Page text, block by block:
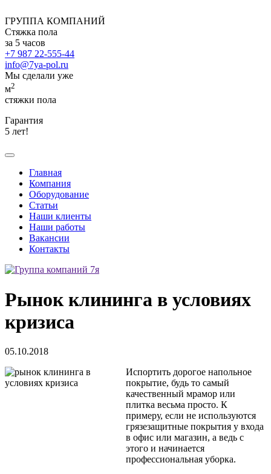
ГРУППА КОМПАНИЙ
Стяжка пола
за 5 часов
+7 987 22-555-44
info@7ya-pol.ru
Мы сделали уже
м2
стяжки пола
Гарантия
5 лет!
Главная
Компания
Оборудование
Статьи
Наши клиенты
Наши работы
Вакансии
Контакты
Рынок клининга в условиях
кризиса
05.10.2018
Испортить дорогое напольное
покрытие, будь то самый
качественный мрамор или
плитка весьма просто. К
примеру, если не используются
грязезащитные покрытия у входа
в офис или магазин, а ведь с
этого и начинается
профессиональная уборка.